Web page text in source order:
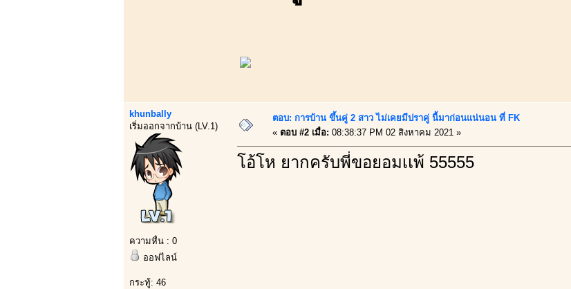
khunbally
เริ่มออกจากบ้าน (LV.1)
ความหื่น : 0
ออฟไลน์
กระทู้: 46
ตอบ: การบ้าน ขึ้นคู่ 2 สาว ไม่เคยมีปราคู่ นี้มาก่อนแน่นอน ที่ FK
« ตอบ #2 เมื่อ: 08:38:37 PM 02 สิงหาคม 2021 »
โอ้โห ยากครับพี่ขอยอมเเพ้ 55555